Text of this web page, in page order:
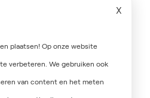
plaatsen! Op onze website
verbeteren. We gebruiken ook
van content en het meten
X